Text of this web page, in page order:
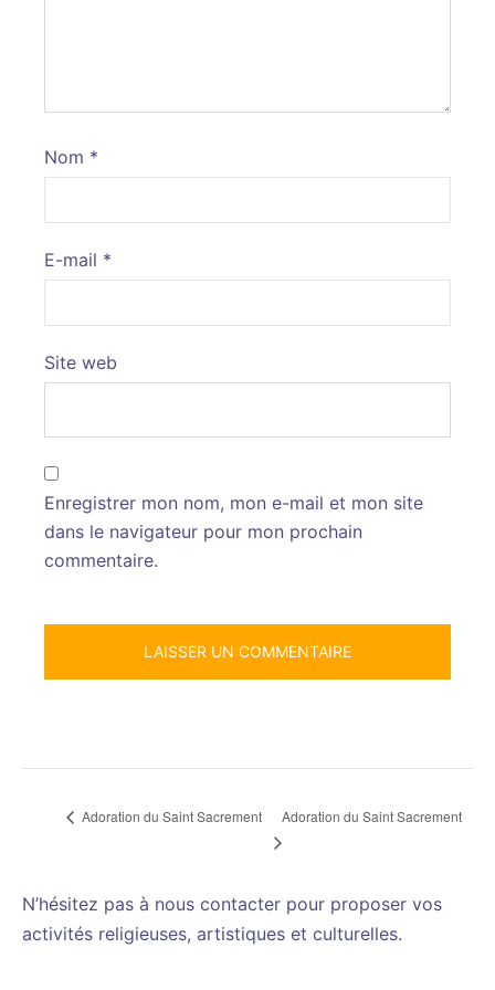
Nom *
E-mail *
Site web
Enregistrer mon nom, mon e-mail et mon site
dans le navigateur pour mon prochain
commentaire.
Adoration du Saint Sacrement Adoration du Saint Sacrement
N’hésitez pas à nous contacter pour proposer vos
activités religieuses, artistiques et culturelles.